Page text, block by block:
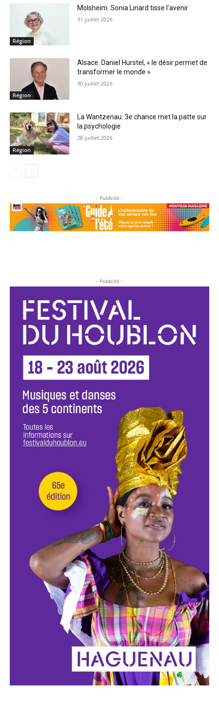
Région
Molsheim. Sonia Linard tisse l’avenir
31 juillet 2026
Région
Alsace. Daniel Hurstel, « le désir permet de
transformer le monde »
30 juillet 2026
Région
La Wantzenau. 3e chance met la patte sur
la psychologie
28 juillet 2026
- Publicité -
- Publicité -